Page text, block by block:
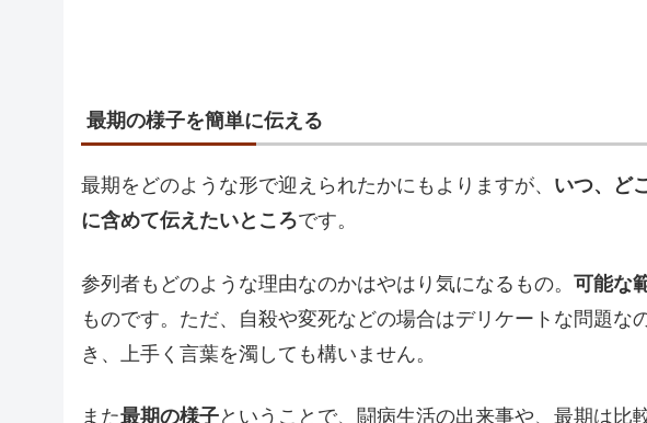
最期の様子を簡単に伝える
最期をどのような形で迎えられたかにもよりますが、 いつ、ど
に含めて伝えたいところです。
参列者もどのような理由なのかはやはり気になるもの。 可能な
ものです。ただ、自殺や変死などの場合はデリケートな問題な
き、上手く言葉を濁しても構いません。
また最期の様子ということで、闘病生活の出来事や、最期は比